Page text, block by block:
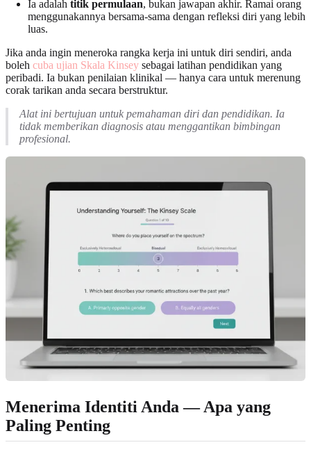
Ia adalah titik permulaan, bukan jawapan akhir. Ramai orang
menggunakannya bersama-sama dengan refleksi diri yang lebih
luas.
Jika anda ingin meneroka rangka kerja ini untuk diri sendiri, anda
boleh cuba ujian Skala Kinsey sebagai latihan pendidikan yang
peribadi. Ia bukan penilaian klinikal — hanya cara untuk merenung
corak tarikan anda secara berstruktur.
Alat ini bertujuan untuk pemahaman diri dan pendidikan. Ia
tidak memberikan diagnosis atau menggantikan bimbingan
profesional.
Menerima Identiti Anda — Apa yang
Paling Penting